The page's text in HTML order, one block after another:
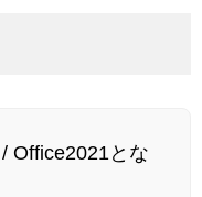
Office2021とな